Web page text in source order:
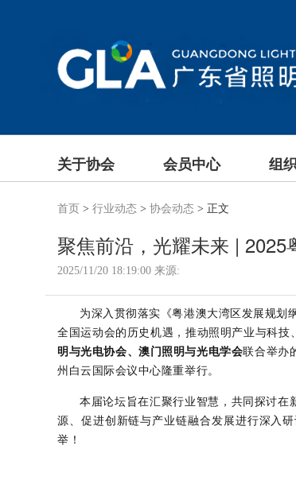
关于协会 会员中心 组
首页 > 行业动态 > 协会动态 > 正文
聚焦前沿，光耀未来 |
2025/11/20 18:19:00 来源:
为深入贯彻落实《粤港澳大湾区发展规划
全国运动会的历史机遇，推动照明产业与科技
明与光电协会、澳门照明与光电学会联合举办
州白云国际会议中心隆重举行。
本届论坛旨在汇聚行业智慧，共同探讨
源、促进创新链与产业链融合发展进行深入
举！